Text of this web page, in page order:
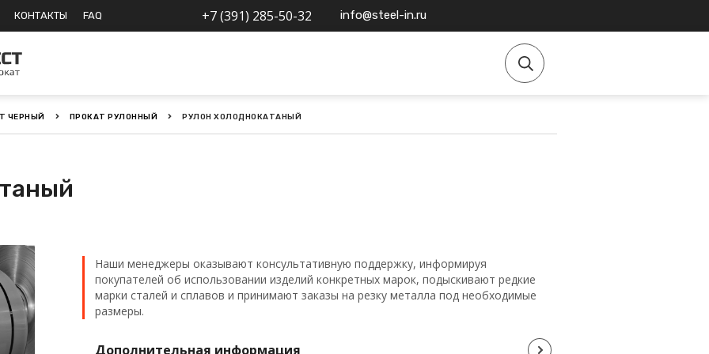
КОНТАКТЫ FAQ +7 (391) 285-50-32 info@steel-in.ru
ЧЕРНЫЙ ПРОКАТ РУЛОННЫЙ РУЛОН ХОЛОДНОКАТАНЫЙ
Наши менеджеры оказывают консультативную поддержку, информируя
покупателей об использовании изделий конкретных марок, подыскивают редкие
марки сталей и сплавов и принимают заказы на резку металла под необходимые
размеры.
Дополнительная информация